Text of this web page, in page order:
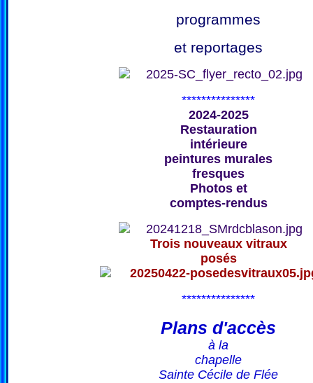
programmes
et reportages
***************
2024-2025
Restauration
intérieure
peintures murales
fresques
Photos et
comptes-rendus
Trois nouveaux vitraux
posés
***************
Plans d'accès
à la
chapelle
Sainte Cécile de Flée